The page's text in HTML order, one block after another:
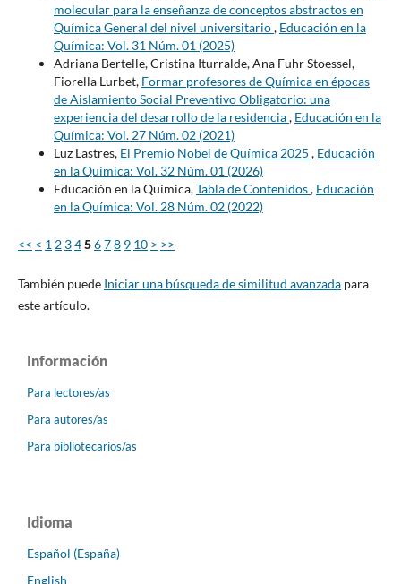
molecular para la enseñanza de conceptos abstractos en
Química General del nivel universitario, Educación en la
Química: Vol. 31 Núm. 01 (2025)
Adriana Bertelle, Cristina Iturralde, Ana Fuhr Stoessel,
Fiorella Lurbet, Formar profesores de Química en épocas
de Aislamiento Social Preventivo Obligatorio: una
experiencia del desarrollo de la residencia, Educación en la
Química: Vol. 27 Núm. 02 (2021)
Luz Lastres, El Premio Nobel de Química 2025 , Educación
en la Química: Vol. 32 Núm. 01 (2026)
Educación en la Química,Tabla de Contenidos, Educación
en la Química: Vol. 28 Núm. 02 (2022)
<< < 1 2 345678 9 10 > >>
También puede Iniciar una búsqueda de similitud avanzadapara
este artículo.
Información
Para lectores/as
Para autores/as
Para bibliotecarios/as
Idioma
Español (España)
English